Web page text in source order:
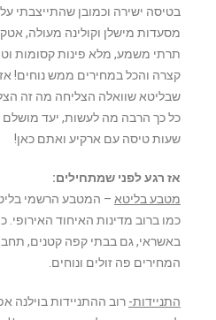
בטיסה ישירה וכמובן שהתייצבתי
מסעדות מישלן וקולינה מעולה,
תרתי משמע, מלא פינות קסומות
קצרה והכל במחירים ממש נוחים! אז
שבליטא שוואלה הצליחה מה זה
שעות טיסה עם ארקיע ואתם כאן!
אז רגע לפני שמתחילים:
מטבע בליטא
כמו ברוב מדינות האיחוד
באשראי, גם בבתי קפה קטנים,
המחירים פה זולים ונוחים.
התניידות- רוב ההתניידות בוילנה